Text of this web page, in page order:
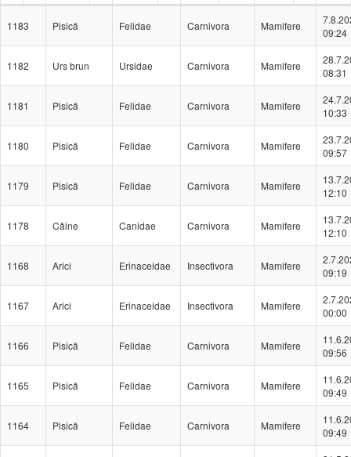
1183 Pisică Felidae Carnivora Mamifere
09:24
1182 Urs brun Ursidae Carnivora Mamifere
08:31
1181 Pisică Felidae Carnivora Mamifere
10:33
1180 Pisică Felidae Carnivora Mamifere
09:57
1179 Pisică Felidae Carnivora Mamifere
12:10
1178 Câine Canidae Carnivora Mamifere
12:10
1168 Arici Erinaceidae Insectivora Mamifere
09:19
1167 Arici Erinaceidae Insectivora Mamifere
00:00
1166 Pisică Felidae Carnivora Mamifere
09:56
1165 Pisică Felidae Carnivora Mamifere
09:49
1164 Pisică Felidae Carnivora Mamifere
09:49